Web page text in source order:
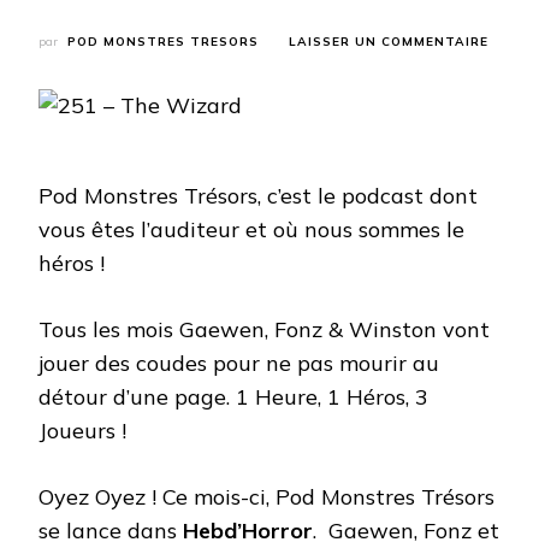
par POD MONSTRES TRESORS LAISSER UN COMMENTAIRE
Pod Monstres Trésors, c’est le podcast dont
vous êtes l’auditeur et où nous sommes le
héros !
Tous les mois Gaewen, Fonz & Winston vont
jouer des coudes pour ne pas mourir au
détour d’une page. 1 Heure, 1 Héros, 3
Joueurs !
Oyez Oyez ! Ce mois-ci, Pod Monstres Trésors
se lance dans Hebd’Horror. Gaewen, Fonz et